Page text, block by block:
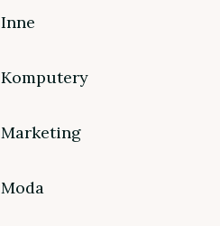
Inne
Komputery
Marketing
Moda